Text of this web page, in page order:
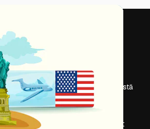
Aloita
Academy
Dokumentaatio
Tuki
Käyttöehdot
Tietosuojakäytäntö
Hinnoittelu
Tietoja meistä
Reviews
Urat
Hakutrendit